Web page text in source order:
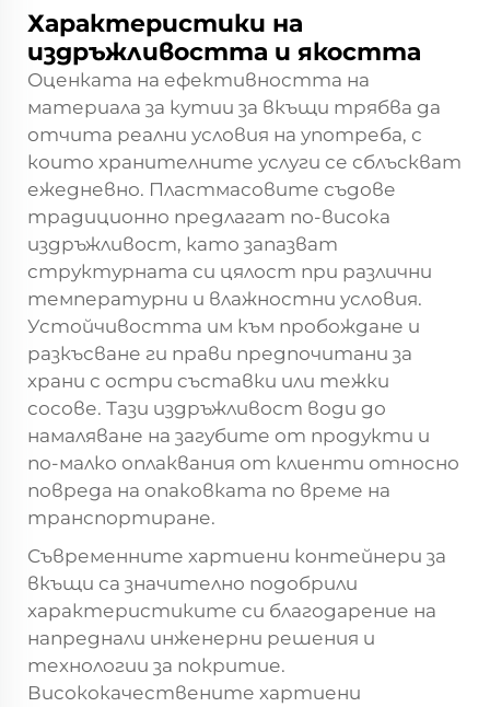
Характеристики на
издръжливостта и якостта
Оценката на ефективността на
материала за кутии за вкъщи трябва да
отчита реални условия на употреба, с
които хранителните услуги се сблъскват
ежедневно. Пластмасовите съдове
традиционно предлагат по-висока
издръжливост, като запазват
структурната си цялост при различни
температурни и влажностни условия.
Устойчивостта им към пробождане и
разкъсване ги прави предпочитани за
храни с остри съставки или тежки
сосове. Тази издръжливост води до
намаляване на загубите от продукти и
по-малко оплаквания от клиенти относно
повреда на опаковката по време на
транспортиране.
Съвременните хартиени контейнери за
вкъщи са значително подобрили
характеристиките си благодарение на
напреднали инженерни решения и
технологии за покритие.
Висококачествените хартиени